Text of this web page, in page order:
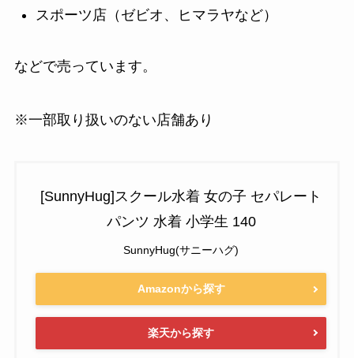
スポーツ店（ゼビオ、ヒマラヤなど）
などで売っています。
※一部取り扱いのない店舗あり
[SunnyHug]スクール水着 女の子 セパレート
パンツ 水着 小学生 140
SunnyHug(サニーハグ)
Amazonから探す
楽天から探す